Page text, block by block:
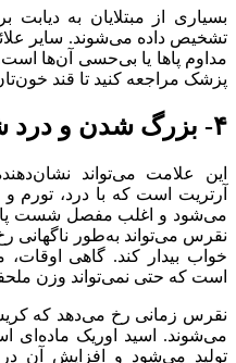
بسیاری از مبتلایان به دیابت
تشخیص داده می‌شوند. سایر
مداوم پاها یا بی‌حسی آن‌ها
پزشک مراجعه کنید تا قند
۴- بزرگ شدن و درد شست پا
این علامت می‌تواند
آرتریت است که با درد،
می‌شود و اغلب مفصل شست پا
نقرس می‌تواند به‌طور ناگهانی
خواب بیدار کند. گاهی
است که حتی نمی‌تواند وزن
نقرس زمانی رخ می‌دهد که
می‌شوند. اسید اوریک ماده‌ای
تولید می‌شود و افزایش آن